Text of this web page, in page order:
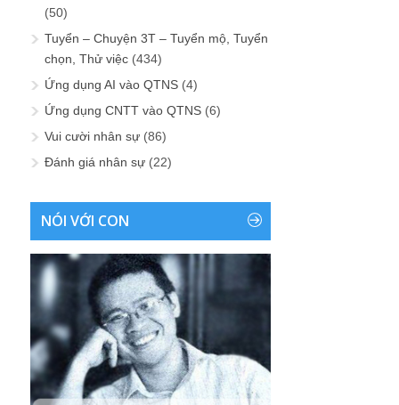
(50)
Tuyển – Chuyện 3T – Tuyển mộ, Tuyển
chọn, Thử việc (434)
Ứng dụng AI vào QTNS (4)
Ứng dụng CNTT vào QTNS (6)
Vui cười nhân sự (86)
Đánh giá nhân sự (22)
NÓI VỚI CON